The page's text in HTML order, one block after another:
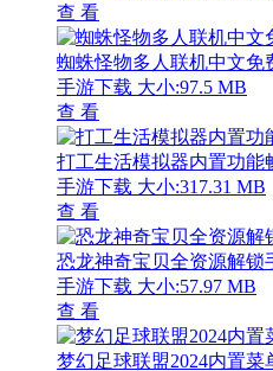
查 看
蜘蛛怪物多人联机中文免
手游下载 大小:97.5 MB
查 看
打工生活模拟器内置功能
手游下载 大小:317.31 MB
查 看
恐龙神奇宝贝全资源解锁
手游下载 大小:57.97 MB
查 看
梦幻足球联盟2024内置菜